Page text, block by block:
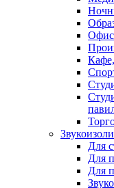
Для
Для
Для